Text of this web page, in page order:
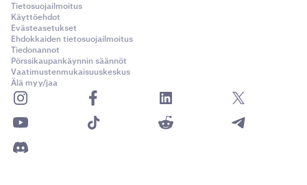
Tietosuojailmoitus
Käyttöehdot
Evästeasetukset
Ehdokkaiden tietosuojailmoitus
Tiedonannot
Pörssikaupankäynnin säännöt
Vaatimustenmukaisuuskeskus
Älä myy/jaa